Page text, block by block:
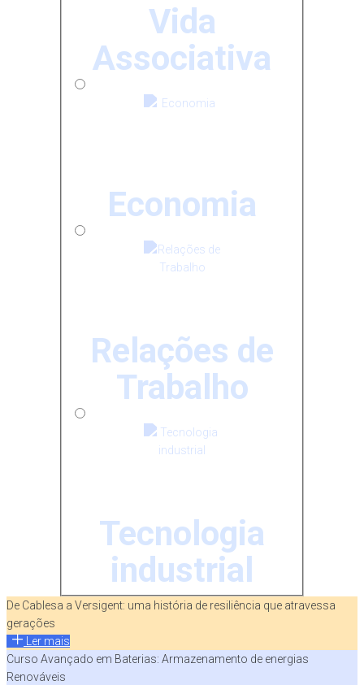
Vida
Associativa
Economia
Relações de
Trabalho
Tecnologia
industrial
De Cablesa a Versigent: uma história de resiliência que atravessa
gerações
Ler mais
Curso Avançado em Baterias: Armazenamento de energias
Renováveis